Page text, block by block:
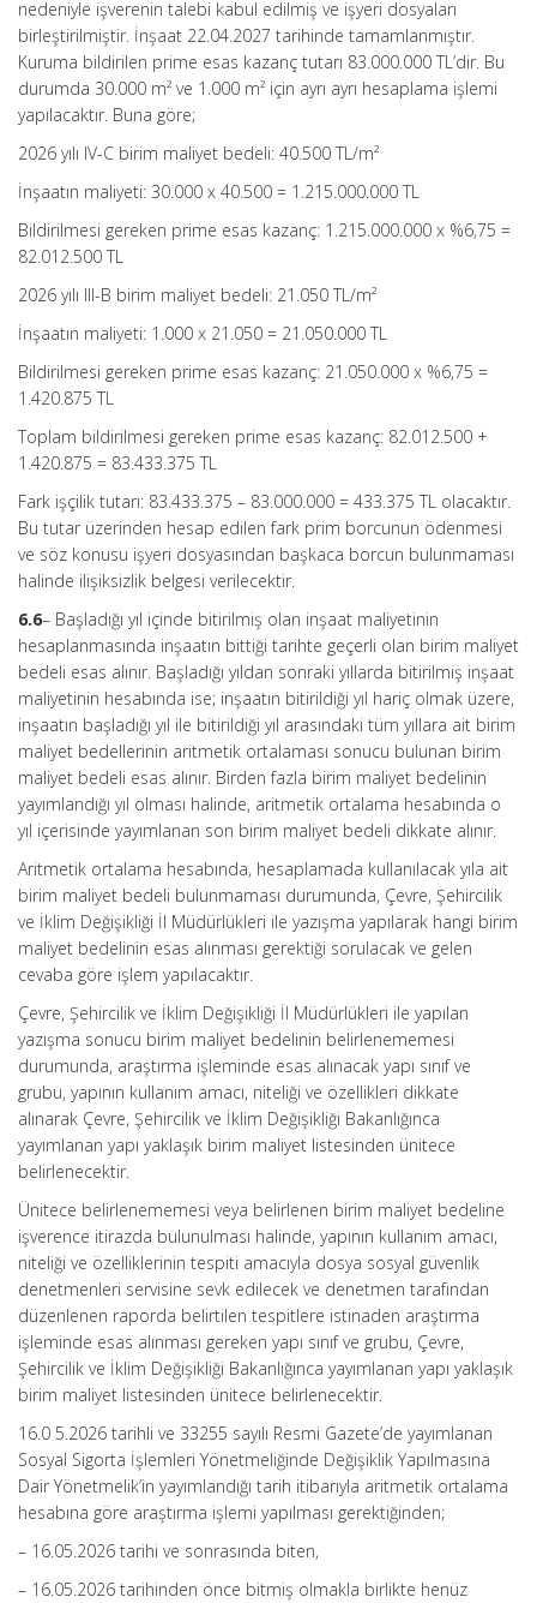
nedeniyle işverenin talebi kabul edilmiş ve işyeri dosyaları
birleştirilmiştir. İnşaat 22.04.2027 tarihinde tamamlanmıştır.
Kuruma bildirilen prime esas kazanç tutarı 83.000.000 TL’dir. Bu
durumda 30.000 m² ve 1.000 m² için ayrı ayrı hesaplama işlemi
yapılacaktır. Buna göre;
2026 yılı IV-C birim maliyet bedeli: 40.500 TL/m²
İnşaatın maliyeti: 30.000 x 40.500 = 1.215.000.000 TL
Bildirilmesi gereken prime esas kazanç: 1.215.000.000 x %6,75 =
82.012.500 TL
2026 yılı III-B birim maliyet bedeli: 21.050 TL/m²
İnşaatın maliyeti: 1.000 x 21.050 = 21.050.000 TL
Bildirilmesi gereken prime esas kazanç: 21.050.000 x %6,75 =
1.420.875 TL
Toplam bildirilmesi gereken prime esas kazanç: 82.012.500 +
1.420.875 = 83.433.375 TL
Fark işçilik tutarı: 83.433.375 – 83.000.000 = 433.375 TL olacaktır.
Bu tutar üzerinden hesap edilen fark prim borcunun ödenmesi
ve söz konusu işyeri dosyasından başkaca borcun bulunmaması
halinde ilişiksizlik belgesi verilecektir.
6.6– Başladığı yıl içinde bitirilmiş olan inşaat maliyetinin
hesaplanmasında inşaatın bittiği tarihte geçerli olan birim maliyet
bedeli esas alınır. Başladığı yıldan sonraki yıllarda bitirilmiş inşaat
maliyetinin hesabında ise; inşaatın bitirildiği yıl hariç olmak üzere,
inşaatın başladığı yıl ile bitirildiği yıl arasındaki tüm yıllara ait birim
maliyet bedellerinin aritmetik ortalaması sonucu bulunan birim
maliyet bedeli esas alınır. Birden fazla birim maliyet bedelinin
yayımlandığı yıl olması halinde, aritmetik ortalama hesabında o
yıl içerisinde yayımlanan son birim maliyet bedeli dikkate alınır.
Aritmetik ortalama hesabında, hesaplamada kullanılacak yıla ait
birim maliyet bedeli bulunmaması durumunda, Çevre, Şehircilik
ve İklim Değişikliği İl Müdürlükleri ile yazışma yapılarak hangi birim
maliyet bedelinin esas alınması gerektiği sorulacak ve gelen
cevaba göre işlem yapılacaktır.
Çevre, Şehircilik ve İklim Değişikliği İl Müdürlükleri ile yapılan
yazışma sonucu birim maliyet bedelinin belirlenememesi
durumunda, araştırma işleminde esas alınacak yapı sınıf ve
grubu, yapının kullanım amacı, niteliği ve özellikleri dikkate
alınarak Çevre, Şehircilik ve İklim Değişikliği Bakanlığınca
yayımlanan yapı yaklaşık birim maliyet listesinden ünitece
belirlenecektir.
Ünitece belirlenememesi veya belirlenen birim maliyet bedeline
işverence itirazda bulunulması halinde, yapının kullanım amacı,
niteliği ve özelliklerinin tespiti amacıyla dosya sosyal güvenlik
denetmenleri servisine sevk edilecek ve denetmen tarafından
düzenlenen raporda belirtilen tespitlere istinaden araştırma
işleminde esas alınması gereken yapı sınıf ve grubu, Çevre,
Şehircilik ve İklim Değişikliği Bakanlığınca yayımlanan yapı yaklaşık
birim maliyet listesinden ünitece belirlenecektir.
16.0 5.2026 tarihli ve 33255 sayılı Resmi Gazete’de yayımlanan
Sosyal Sigorta İşlemleri Yönetmeliğinde Değişiklik Yapılmasına
Dair Yönetmelik’in yayımlandığı tarih itibarıyla aritmetik ortalama
hesabına göre araştırma işlemi yapılması gerektiğinden;
– 16.05.2026 tarihi ve sonrasında biten,
– 16.05.2026 tarihinden önce bitmiş olmakla birlikte henüz